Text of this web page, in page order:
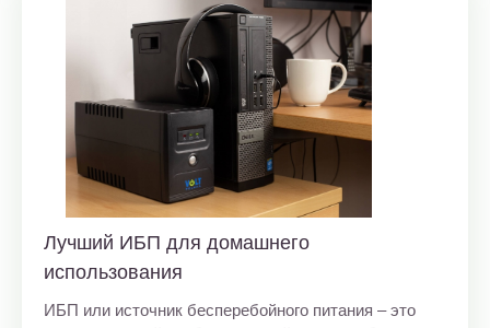
Лучший ИБП для домашнего
использования
ИБП или источник бесперебойного питания – это